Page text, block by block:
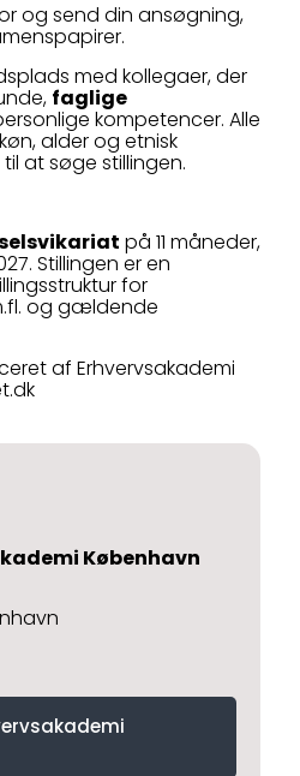
og send din ansøgning,
med kollegaer, der
faglige
kompetencer. Alle
alder og etnisk
at søge stillingen.
på 11 måneder,
Stillingen er en
for
og gældende
af Erhvervsakademi
København